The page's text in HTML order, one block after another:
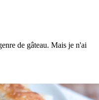
de gâteau. Mais je n'ai